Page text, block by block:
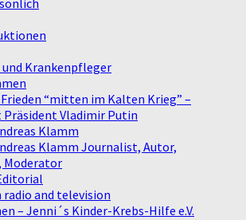
Krankenpfleger
“mitten im Kalten Krieg” –
Vladimir Putin
Klamm
Klamm Journalist, Autor,
Moderator
and television
– Jenni´s Kinder-Krebs-Hilfe e.V.